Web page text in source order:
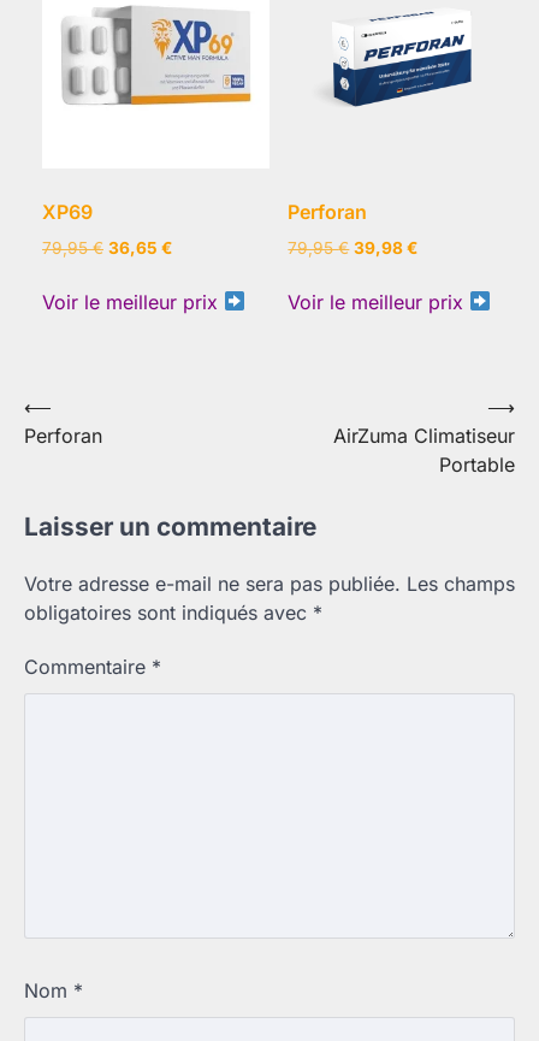
XP69
79,95€ Le
initial
36,65 €Le
actuel
est :
Voir le meilleur prix
Perforan
79,95€ Le
initial
39,98€Le
actuel
est :
Voir le meilleur prix
Navigation
de
⟵
Perforan
AirZuma Climatiseur
Portable
⟶
Laisser un commentaire
Votre adresse e-mail ne sera pas publiée. Les champs
obligatoires sont indiqués avec *
Commentaire *
Nom *